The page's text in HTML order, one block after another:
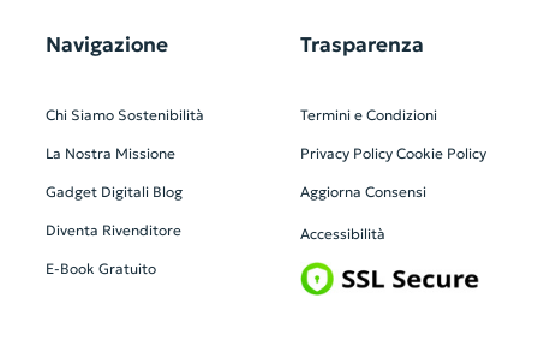
Navigazione
Chi Siamo Sostenibilità
La Nostra Missione
Gadget Digitali Blog
Diventa Rivenditore
E-Book Gratuito
Trasparenza
Termini e Condizioni
Privacy Policy Cookie Policy
Aggiorna Consensi
Accessibilità